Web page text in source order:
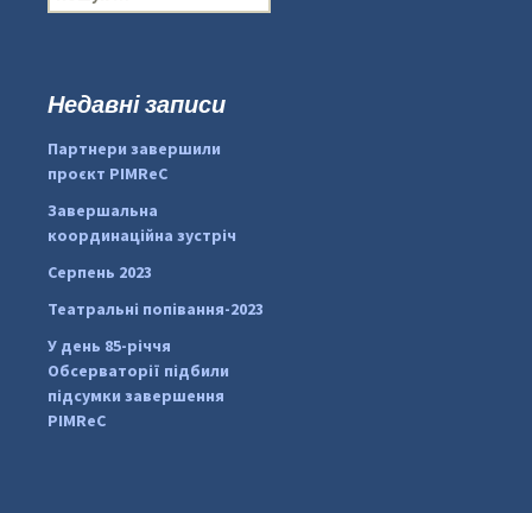
#PipIvanToday
pimrec_project
о
:Недавні записи
Партнери завершили
проєкт PIMReC
Завершальна
координаційна зустріч
Серпень 2023
Театральні попівання-2023
У день 85-річчя
Обсерваторії підбили
підсумки завершення
PIMReC